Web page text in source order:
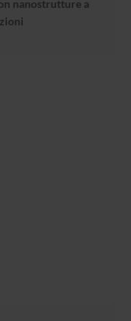
nanostrutture a